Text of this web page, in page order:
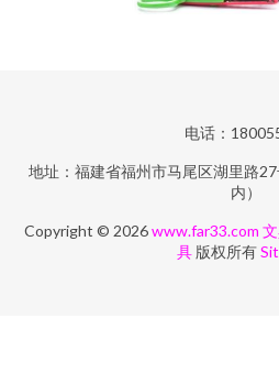
电话：
地址：福建省福州市马尾区湖里路
内）
Copyright © 2026www.far33.com
具版权所有